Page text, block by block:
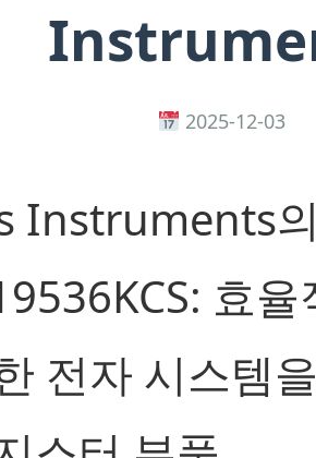
2025-12-03
Instruments
효
전자 시스템